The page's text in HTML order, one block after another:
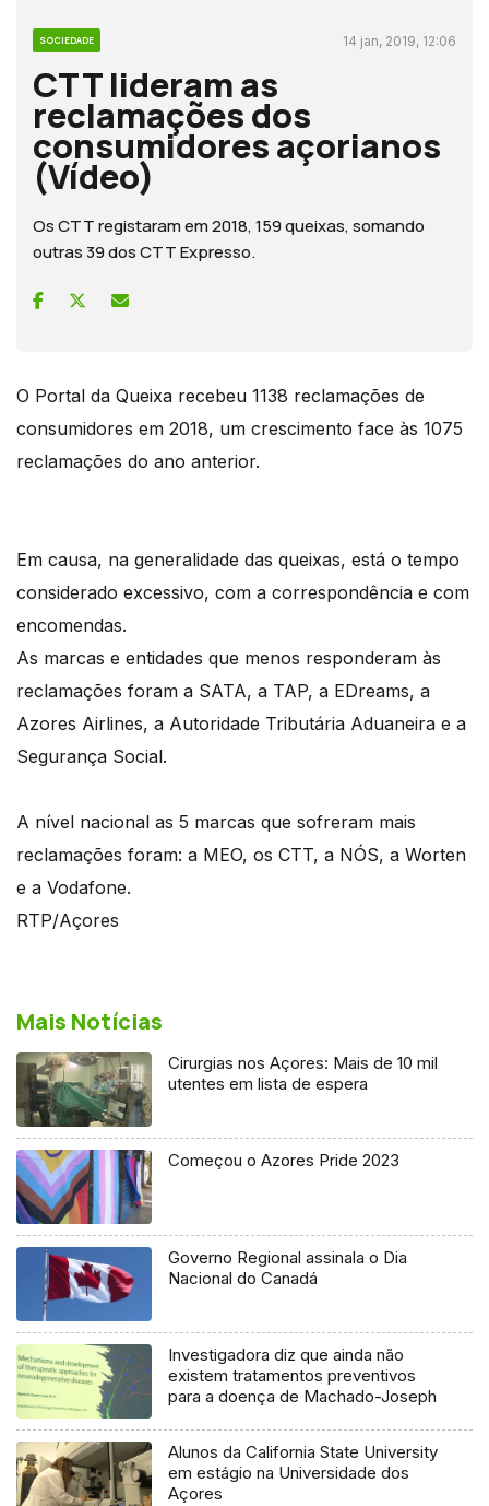
SOCIEDADE 14 jan, 2019, 12:06
CTT lideram as
reclamações dos
consumidores açorianos
(Vídeo)
Os CTT registaram em 2018, 159 queixas, somando
outras 39 dos CTT Expresso.
O Portal da Queixa recebeu 1138 reclamações de
consumidores em 2018, um crescimento face às 1075
reclamações do ano anterior.
Em causa, na generalidade das queixas, está o tempo
considerado excessivo, com a correspondência e com
encomendas.
As marcas e entidades que menos responderam às
reclamações foram a SATA, a TAP, a EDreams, a
Azores Airlines, a Autoridade Tributária Aduaneira e a
Segurança Social.
A nível nacional as 5 marcas que sofreram mais
reclamações foram: a MEO, os CTT, a NÓS, a Worten
e a Vodafone.
RTP/Açores
Mais Notícias
Cirurgias nos Açores: Mais de 10 mil
utentes em lista de espera
Começou o Azores Pride 2023
Governo Regional assinala o Dia
Nacional do Canadá
Investigadora diz que ainda não
existem tratamentos preventivos
para a doença de Machado-Joseph
Alunos da California State University
em estágio na Universidade dos
Açores